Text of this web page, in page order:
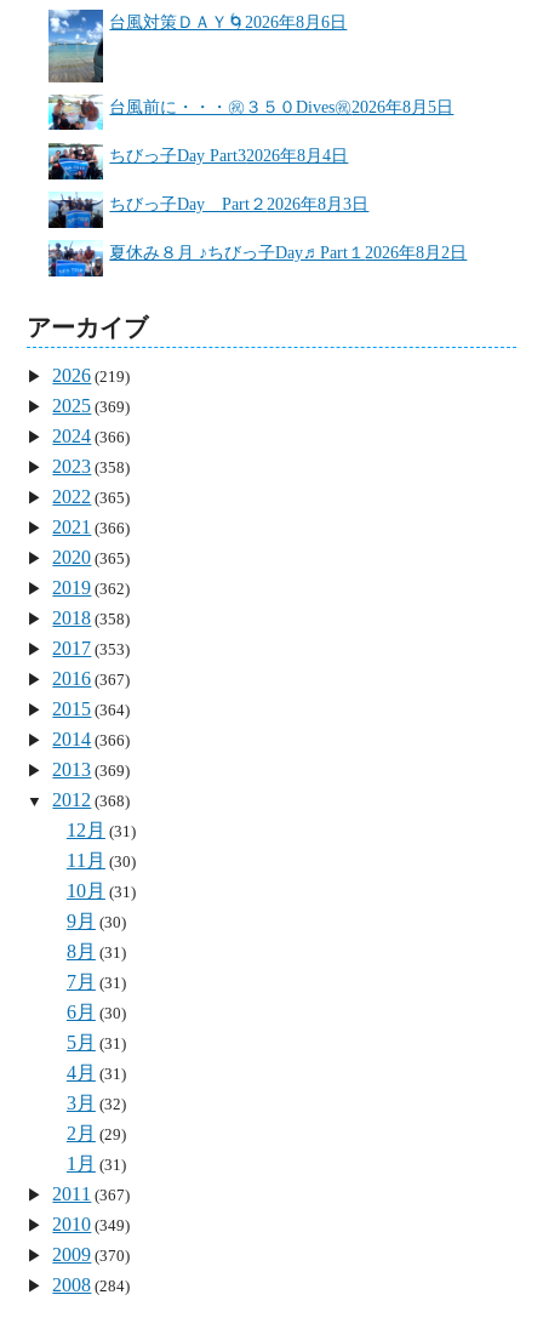
台風対策ＤＡＹ🌀 2026年8月6日
台風前に・・・㊗３５０Dives㊗2026年8月5日
ちびっ子Day Part32026年8月4日
ちびっ子Day Part２ 2026年8月3日
夏休み８月 ♪ちびっ子Day♬Part１ 2026年8月2日
アーカイブ
2026 (219)
2025 (369)
2024 (366)
2023 (358)
2022 (365)
2021 (366)
2020 (365)
2019 (362)
2018 (358)
2017 (353)
2016 (367)
2015 (364)
2014 (366)
2013 (369)
2012 (368)
12月 (31)
11月 (30)
10月 (31)
9月 (30)
8月 (31)
7月 (31)
6月 (30)
5月 (31)
4月 (31)
3月 (32)
2月 (29)
1月 (31)
2011 (367)
2010 (349)
2009 (370)
2008 (284)